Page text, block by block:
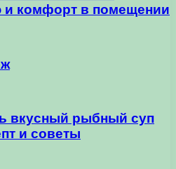
и комфорт в помещении
вкусный рыбный суп
и советы